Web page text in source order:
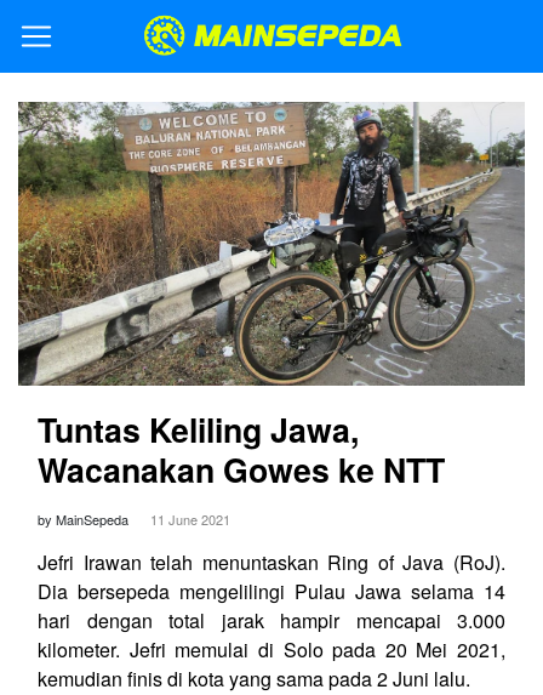
Tuntas Keliling Jawa,
Wacanakan Gowes ke NTT
by MainSepeda 11 June 2021
Jefri Irawan telah menuntaskan Ring of Java (RoJ).
Dia bersepeda mengelilingi Pulau Jawa selama 14
hari dengan total jarak hampir mencapai 3.000
kilometer. Jefri memulai di Solo pada 20 Mei 2021,
kemudian finis di kota yang sama pada 2 Juni lalu.